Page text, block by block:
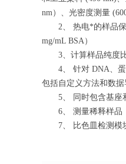
nm）、光密度测量
2、 热电*的样品保
mg/mL BSA）
3、计算样品纯度比
4、 针对 DNA、蛋
包括自定义方法和数
5、 同时包含基座和
6、 测量稀释样品，
7、 比色皿检测模